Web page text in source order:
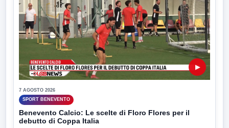
▶
7 AGOSTO 2026
SPORT BENEVENTO
Benevento Calcio: Le scelte di Floro Flores per il
debutto di Coppa Italia